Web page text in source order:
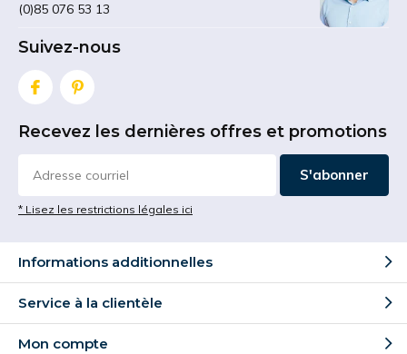
(0)85 076 53 13
Suivez-nous
Recevez les dernières offres et promotions
S'abonner
* Lisez les restrictions légales ici
Informations additionnelles
Service à la clientèle
Mon compte